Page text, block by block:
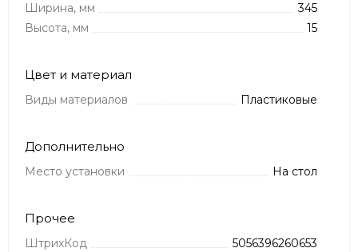
Ширина, мм
345
Высота, мм
15
Цвет и материал
Виды материалов Пластиковые
Дополнительно
Место установки На стол
Прочее
ШтрихКод
5056396260653